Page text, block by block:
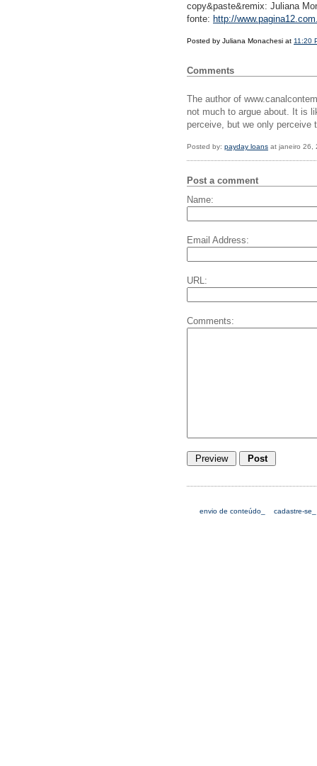
copy&paste&remix: Juliana
fonte: http://
Posted by Juliana Monachesi at 11:20
Comments
The author of
not much to argue about. It is
perceive, but we only perceive
Posted by: payday loans at janeiro 26,
Post a comment
Name:
Email Address:
URL:
Comments:
envio de conteúdo_ cadastre-se_